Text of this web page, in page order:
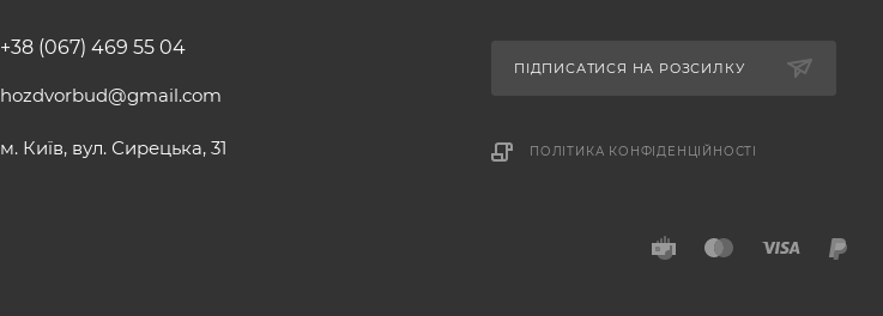
+38 (067) 469 55 04
hozdvorbud@gmail.com
м. Київ, вул. Сирецька, 31
ПІДПИСАТИСЯ НА РОЗСИЛКУ
ПОЛІТИКА КОНФІДЕНЦІЙНОСТІ